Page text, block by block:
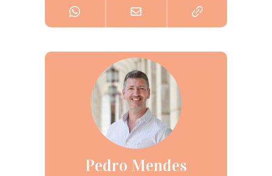
Pedro Mendes